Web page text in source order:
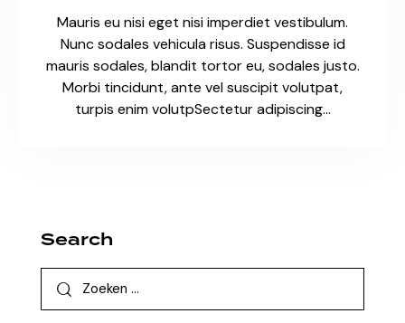
Mauris eu nisi eget nisi imperdiet vestibulum.
Nunc sodales vehicula risus. Suspendisse id
mauris sodales, blandit tortor eu, sodales justo.
Morbi tincidunt, ante vel suscipit volutpat,
turpis enim volutpSectetur adipiscing…
Search